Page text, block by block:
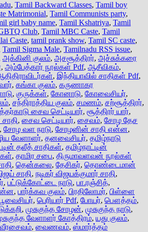
, Tamil Backward Classes, Tamil boy
Matrimonial, Tamil Communists party,
girl baby name, Tamil Kshatriya, Tamil
Club, Tamil MBC Caste, Tamil
Caste, tamil prank show, Tamil SC caste,
Tamil Sigma Male, Tamilnadu RSS issue,
அக்கினி குலம், அசசூத்திரர், அச்சுக்கரை
, அம்பேத்கார் நூல்கள் Pdf, ஆசீவிகம்,
, இந்தியாவில் சாதிகள் Pdf,
, கங்கா குலம், கருணாகர
, குருக்கள், கோனாடு, கோவைசியர்,
, சந்திராத்திய குலம், சமணம், சற்சூத்திரர்,
சைவ செட்டியார், சூத்திரர் யார்,
, சைவ செட்டியார், சைவம், சோழ தேச
, சோழ வள நாடு, சோழனின் சாதி என்ன,
வேளாளர், தனவைசியர், தமிழ்நாடு
தலீத் சாதிகள், தமிழ்நாட்டின்
, தாமிர சபை, திருமாவளவன் நூல்கள்
, தென்கலை, தேசிகர், தொண்டைமான்
சாதி, நடிகர் விஜயக்குமார் சாதி,
, பட்டுக்கோட்டை நாடு, பா.ரஞ்சித்,
, பார்க்கவ குலம், பிரதிலோமர், பிள்ளை
, பெரியார் Pdf, போயர், பௌத்தம்,
, முசுகுந்த சோழன், முசுகுந்த நாடு,
வேளாளர் கோத்திரம், யது குலம்,
வீரசைவம், வைணவம், ஸ்மார்த்தம்